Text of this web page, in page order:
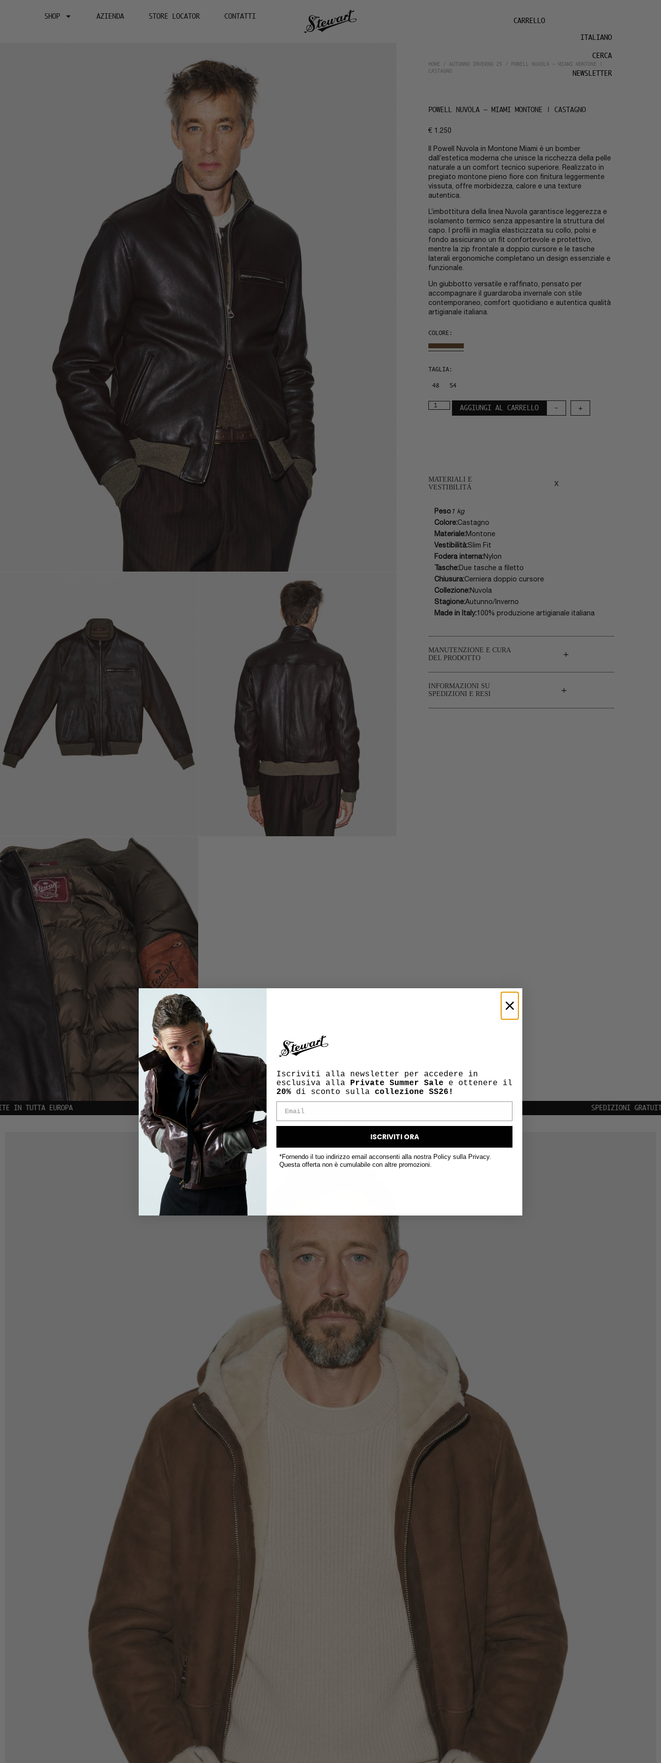
SHOP AZIENDA STORE LOCATOR CONTATTI
CARRELLO
ITALIANO
CERCA
NEWSLETTER
HOME /AUTUNNO INVERNO 25
/ POWELL NUVOLA – MIAMI MONTONE |
CASTAGNO
POWELL NUVOLA – MIAMI MONTONE | CASTAGNO
€ 1.250
Il Powell Nuvola in Montone Miami è un bomber
dall’estetica moderna che unisce la ricchezza della pelle
naturale a un comfort tecnico superiore. Realizzato in
pregiato montone pieno fiore con finitura leggermente
vissuta, offre morbidezza, calore e una texture
autentica.
L’imbottitura della linea Nuvola garantisce leggerezza e
isolamento termico senza appesantire la struttura del
capo. I profili in maglia elasticizzata su collo, polsi e
fondo assicurano un fit confortevole e protettivo,
mentre la zip frontale a doppio cursore e le tasche
laterali ergonomiche completano un design essenziale e
funzionale.
Un giubbotto versatile e raffinato, pensato per
accompagnare il guardaroba invernale con stile
contemporaneo, comfort quotidiano e autentica qualità
artigianale italiana.
COLORE:
TAGLIA:
48 54
- +
AGGIUNGI AL CARRELLO
MATERIALI E
VESTIBILITÁ
x
Peso 1 kg
Colore:Castagno
Materiale:Montone
Vestibilità:Slim Fit
Fodera interna:Nylon
Tasche:Due tasche a filetto
Chiusura:Cerniera doppio cursore
Collezione:Nuvola
Stagione:Autunno/Inverno
Made in Italy:100% produzione artigianale italiana
MANUTENZIONE E CURA
DEL PRODOTTO
+
INFORMAZIONI SU
SPEDIZIONI E RESI
+
ISCRIVITI ALLA NEWSLETTER | 10% DI SCONTO SUL PRIMO ORDINE
PRODOTTI CORRELATI
Iscriviti alla newsletter per accedere in
esclusiva alla Private Summer Sale e ottenere il
20% di sconto sulla collezione SS26!
ISCRIVITI ORA
*Fornendo il tuo indirizzo email acconsenti alla nostra Policy sulla Privacy.
Questa offerta non è cumulabile con altre promozioni.